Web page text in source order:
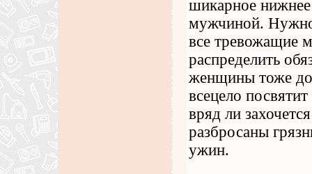
шикарное
мужчиной. Нужно
все тревожащие
распределить
женщины тоже
всецело
вряд ли
разбросаны
ужин.